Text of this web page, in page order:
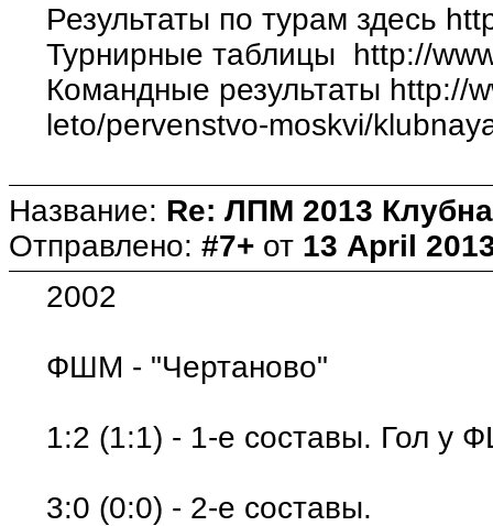
Результаты по турам здесь
Турнирные таблицы http://
Командные результаты http://
leto/pervenstvo-moskvi/
Название: Re: ЛПМ 2013
Отправлено: #7+ от 13 April
2002
ФШМ - "Чертаново"
1:2 (1:1) - 1-е составы. Гол у
3:0 (0:0) - 2-е составы.